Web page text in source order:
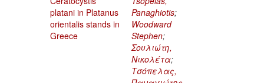
platani in Platanus
orientalis stands in
Greece
Panaghiotis;
Woodward
Stephen;
Σουλιώτη,
Νικολέτα;
Τσόπελας,